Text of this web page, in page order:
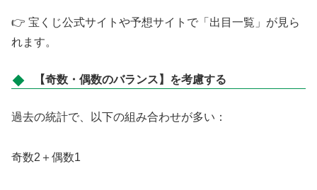
👉 宝くじ公式サイトや予想サイトで「出目一覧」が見ら
れます。
【奇数・偶数のバランス】を考慮する
過去の統計で、以下の組み合わせが多い：
奇数2＋偶数1